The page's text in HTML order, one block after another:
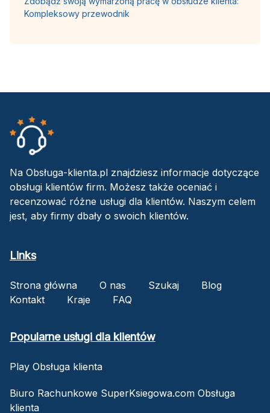
Kompleksowy przewodnik
Na Obsługa-klienta.pl znajdziesz informacje dotyczące
obsługi klientów firm. Możesz także oceniać i
recenzować różne usługi dla klientów. Naszym celem
jest, aby firmy dbały o swoich klientów.
Links
Strona główna O nas Szukaj
Blog
Kontakt
Kraje FAQ
Popularne usługi dla klientów
Play Obsługa klienta
Biuro Rachunkowe SuperKsiegowa.com Obsługa
klienta